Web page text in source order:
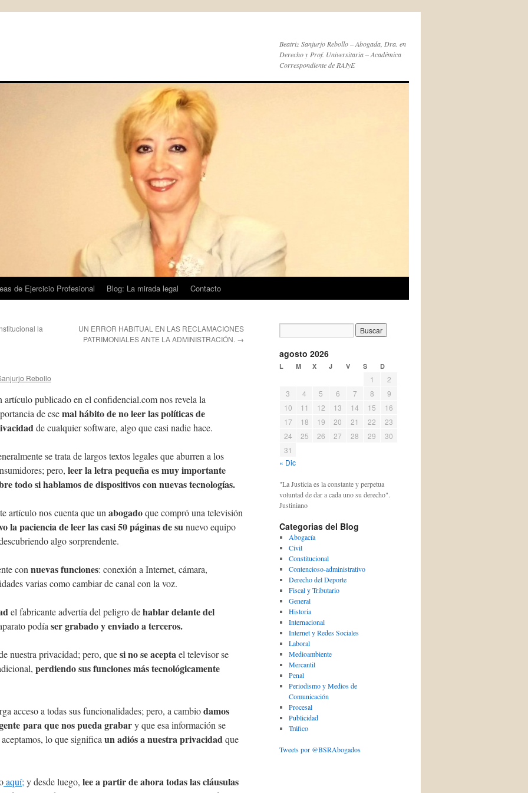
Beatriz Sanjurjo Rebollo – Abogada, Dra. en
Derecho y Prof. Universitaria – Académica
Correspondiente de RAJyE
de Ejercicio Profesional Blog: La mirada legal Contacto
la
UN ERROR HABITUAL EN LAS RECLAMACIONES
PATRIMONIALES ANTE LA ADMINISTRACIÓN. →
Rebollo
artículo publicado en el confidencial.com nos revela la
de esemal hábito de no leer las políticas de
de cualquier software, algo que casi nadie hace.
se trata de largos textos legales que aburren a los
pero, leer la letra pequeña es muy importante
todo si hablamos de dispositivos con nuevas tecnologías.
artículo nos cuenta que un abogadoque compró una televisión
la paciencia de leer las casi 50 páginas de sunuevo equipo
algo sorprendente.
con nuevas funciones: conexión a Internet, cámara,
varias como cambiar de canal con la voz.
el fabricante advertía del peligro dehablar delante del
podía ser grabado y enviado a terceros.
nuestra privacidad; pero, quesi no se aceptael televisor se
perdiendo sus funciones más tecnológicamente
acceso a todas sus funcionalidades; pero, a cambiodamos
para que nos pueda grabary que esa información se
lo que significa un adiós a nuestra privacidadque
aquí; y desde luego, lee a partir de ahora todas las cláusulas
agosto 2026
L M X J V S D
1
2
3
4 5 6 7 8
9
10
11 12 13 14 15
16
17
18 19 20 21 22
23
24
25 26 27 28 29
30
31
« Dic
"La Justicia es la constante y perpetua
voluntad de dar a cada uno su derecho".
Justiniano
Categorias del Blog
Abogacía
Civil
Constitucional
Contencioso-administrativo
Derecho del Deporte
Fiscal y Tributario
General
Historia
Internacional
Internet y Redes Sociales
Laboral
Medioambiente
Mercantil
Penal
Periodismo y Medios de
Comunicación
Procesal
Publicidad
Tráfico
Tweets por @BSRAbogados